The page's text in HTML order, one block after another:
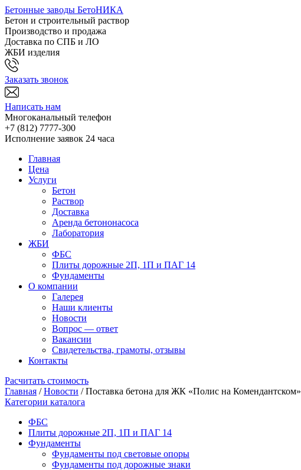
Бетонные заводы БетоНИКА
Бетон и строительный раствор
Производство и продажа
Доставка по СПБ и ЛО
ЖБИ изделия
Заказать звонок
Написать нам
Многоканальный телефон
+7 (812) 7777-300
Исполнение заявок 24 часа
Главная
Цена
Услуги
Бетон
Раствор
Доставка
Аренда бетононасоса
Лаборатория
ЖБИ
ФБС
Плиты дорожные 2П, 1П и ПАГ 14
Фундаменты
О компании
Галерея
Наши клиенты
Новости
Вопрос — ответ
Вакансии
Свидетельства, грамоты, отзывы
Контакты
Расчитать стоимость
Главная /Новости /Поставка бетона для ЖК «Полис на Комендантском»
Категории каталога
ФБС
Плиты дорожные 2П, 1П и ПАГ 14
Фундаменты
Фундаменты под световые опоры
Фундаменты под дорожные знаки